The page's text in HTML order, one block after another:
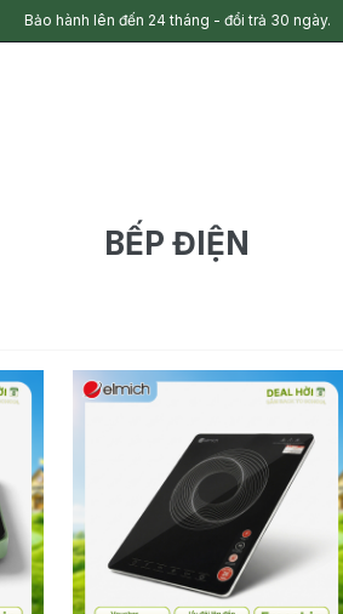
Bảo hành lên đến 24 tháng - đổi trả 30 ngày.
BẾP ĐIỆN